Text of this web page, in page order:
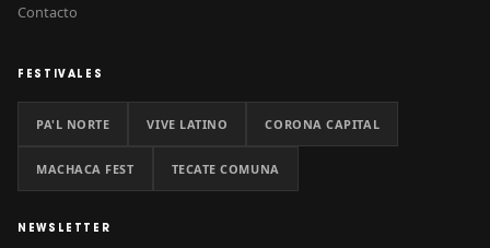
Contacto
FESTIVALES
PA'L NORTE VIVE LATINO CORONA CAPITAL
MACHACA FEST TECATE COMUNA
NEWSLETTER